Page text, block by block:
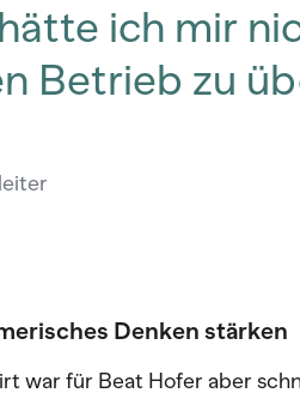
ich mir
Betrieb zu
Denken stärken
war für Beat Hofer aber